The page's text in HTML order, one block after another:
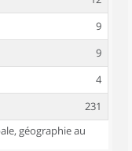
9
9
4
231
géographie au